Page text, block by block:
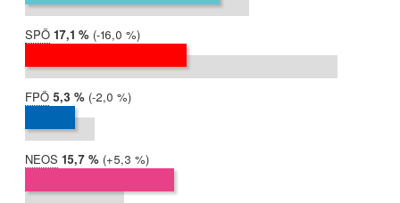
SPÖ 2019:
17,1 %
2017:
33,1 %
Differenz:
-16,0 %
FPÖ 2019:
5,3 %
2017:
7,3 %
Differenz:
-2,0 %
NEOS 2019:
15,7 %
2017:
10,5 %
Differenz:
+5,3 %